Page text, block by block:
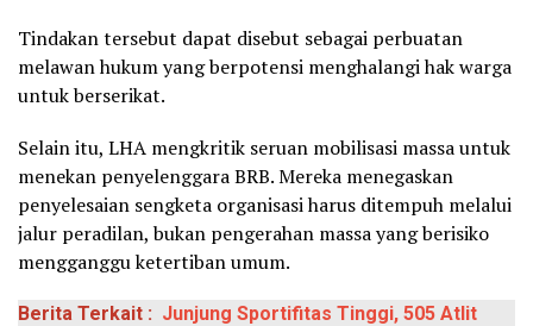
Tindakan tersebut dapat disebut sebagai perbuatan
melawan hukum yang berpotensi menghalangi hak warga
untuk berserikat.
Selain itu, LHA mengkritik seruan mobilisasi massa untuk
menekan penyelenggara BRB. Mereka menegaskan
penyelesaian sengketa organisasi harus ditempuh melalui
jalur peradilan, bukan pengerahan massa yang berisiko
mengganggu ketertiban umum.
Berita Terkait : Junjung Sportifitas Tinggi, 505 Atlit